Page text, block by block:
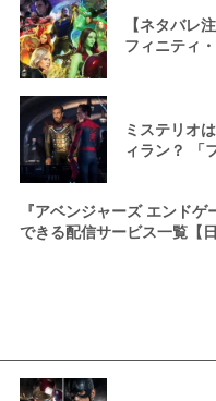
【ネタバレ
フィニティ
ミステリオ
ィラン？ 「
『アベンジャーズ エンド
できる配信サービス一覧【